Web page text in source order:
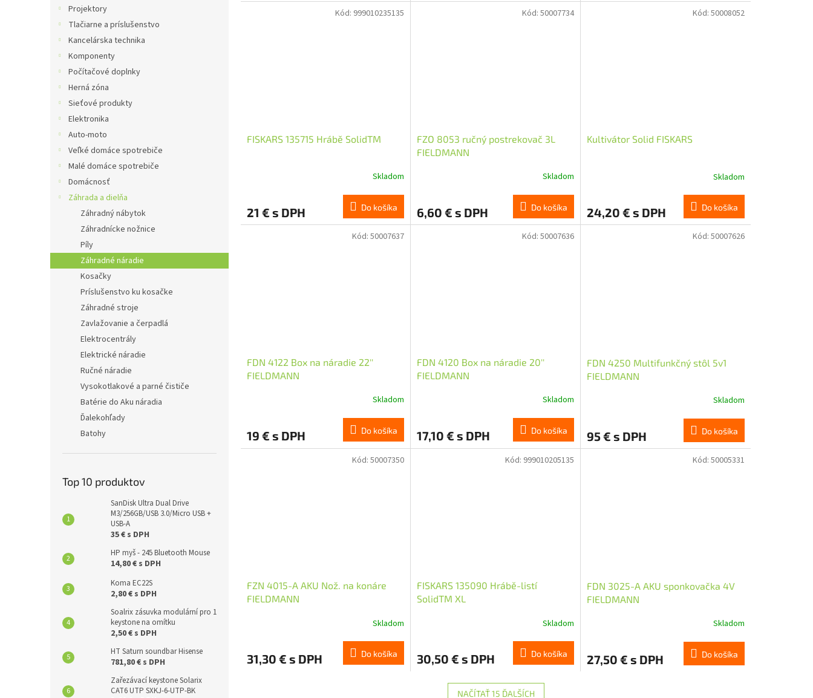
Projektory
Tlačiarne a príslušenstvo
Kancelárska technika
Komponenty
Počítačové doplnky
Herná zóna
Sieťové produkty
Elektronika
Auto-moto
Veľké domáce spotrebiče
Malé domáce spotrebiče
Domácnosť
Záhrada a dielňa
Záhradný nábytok
Záhradnícke nožnice
Píly
Záhradné náradie
Kosačky
Príslušenstvo ku kosačke
Záhradné stroje
Zavlažovanie a čerpadlá
Elektrocentrály
Elektrické náradie
Ručné náradie
Vysokotlakové a parné čističe
Batérie do Aku náradia
Ďalekohľady
Batohy
Top 10 produktov
SanDisk Ultra Dual Drive
M3/256GB/USB 3.0/Micro USB +
USB-A
35 € s DPH
HP myš - 245 Bluetooth Mouse
14,80 € s DPH
Koma EC22S
2,80 € s DPH
Soalrix zásuvka modulární pro 1
keystone na omítku
2,50 € s DPH
HT Saturn soundbar Hisense
781,80 € s DPH
Zařezávací keystone Solarix
CAT6 UTP SXKJ-6-UTP-BK
FISKARS 135715 Hrábě SolidTM
Skladom
21 € s DPH Do košíka
Kód: 999010235135
FZO 8053 ručný postrekovač 3L
FIELDMANN
Skladom
6,60 € s DPH Do košíka
Kód: 50007734
Kultivátor Solid FISKARS
Skladom
24,20 € s DPH Do košíka
Kód: 50008052
FDN 4122 Box na náradie 22''
FIELDMANN
Skladom
19 € s DPH Do košíka
Kód: 50007637
FDN 4120 Box na náradie 20''
FIELDMANN
Skladom
17,10 € s DPH Do košíka
Kód: 50007636
FDN 4250 Multifunkčný stôl 5v1
FIELDMANN
Skladom
95 € s DPH Do košíka
Kód: 50007626
FZN 4015-A AKU Nož. na konáre
FIELDMANN
Skladom
31,30 € s DPH Do košíka
Kód: 50007350
FISKARS 135090 Hrábě-listí
SolidTM XL
Skladom
30,50 € s DPH Do košíka
Kód: 999010205135
FDN 3025-A AKU sponkovačka 4V
FIELDMANN
Skladom
27,50 € s DPH Do košíka
Kód: 50005331
NAČÍTAŤ 15 ĎALŠÍCH